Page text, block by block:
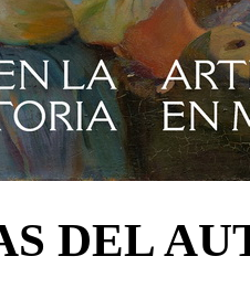
DEL